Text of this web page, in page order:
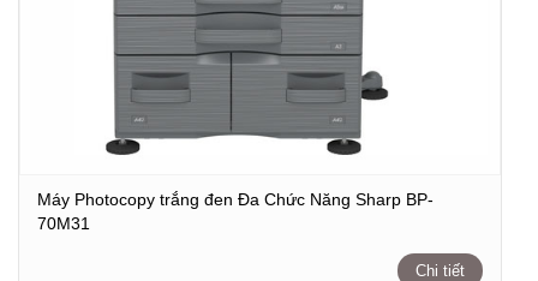
Máy Photocopy trắng đen Đa Chức Năng Sharp BP-
70M31
Chi tiết